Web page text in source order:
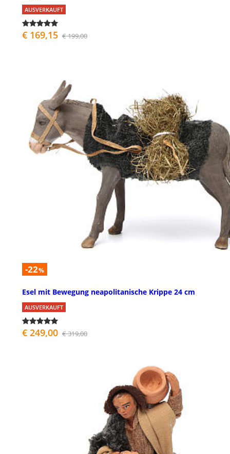
AUSVERKAUFT
€ 169,15 € 199,00
-22%
Esel mit Bewegung neapolitanische Krippe 24 cm
AUSVERKAUFT
€ 249,00 € 319,00